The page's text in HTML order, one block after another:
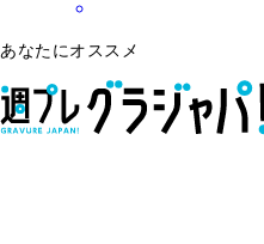
あなたにオススメ